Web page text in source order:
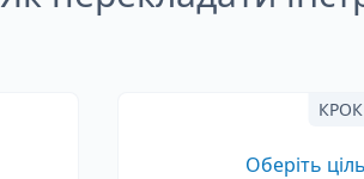
Оберіть